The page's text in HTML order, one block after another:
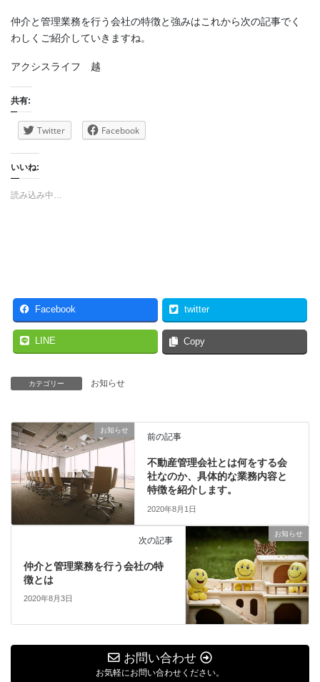
仲介と管理業務を行う会社の特徴と強みはこれから次の記事でく
わしくご紹介していきますね。
アクシスライフ 越
共有:
Twitter Facebook
いいね:
読み込み中…
Facebook twitter
LINE Copy
カテゴリー お知らせ
お知らせ
前の記事
不動産管理会社とは何をする会
社なのか、具体的な業務内容と
特徴を紹介します。
2020年8月1日
お知らせ
次の記事
仲介と管理業務を行う会社の特
徴とは
2020年8月3日
お問い合わせ
お気軽にお問い合わせください。